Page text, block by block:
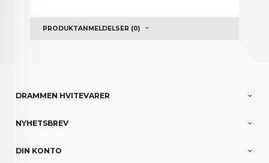
PRODUKTANMELDELSER (0)
DRAMMEN HVITEVARER
NYHETSBREV
DIN KONTO